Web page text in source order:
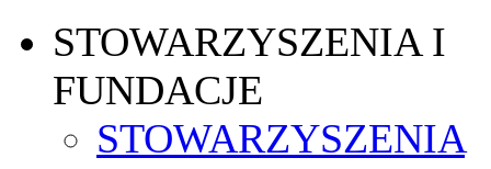
STOWARZYSZENIA I
FUNDACJE
STOWARZYSZENIA